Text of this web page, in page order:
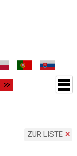
ZUR LISTE